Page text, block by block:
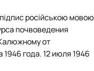
російською
почвоведения
от
года. 12 июля 1946